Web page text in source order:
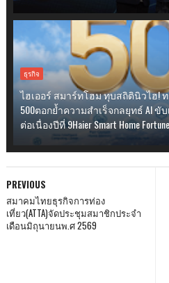
ธุรกิจ
ไฮเออร์ สมาร์ทโฮม ทุบสถิตินิวไฮ! ท
500ตอกย้ำความสำเร็จกลยุทธ์ AI
ต่อเนื่องปีที่ 9Haier Smart Home
PREVIOUS
สมาคมไทยธุรกิจการท่อง
เที่ยว(ATTA)จัดประชุมสมาชิกประจำ
เดือนมิถุนายนพ.ศ 2569